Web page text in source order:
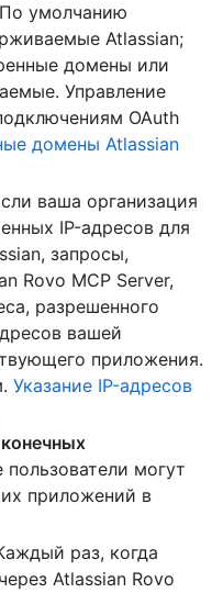
умолчанию
Atlassian;
домены или
Управление
OAuth
домены Atlassian
ваша организация
IP-адресов для
запросы,
Rovo MCP Server,
разрешенного
вашей
приложения.
Указание IP-адресов
пользователи могут
приложений в
раз, когда
Atlassian Rovo